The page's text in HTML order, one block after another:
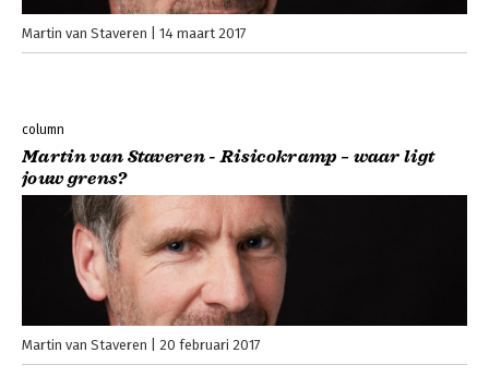
Martin van Staveren 14 maart 2017
column
Martin van Staveren - Risicokramp – waar ligt
jouw grens?
Martin van Staveren 20 februari 2017